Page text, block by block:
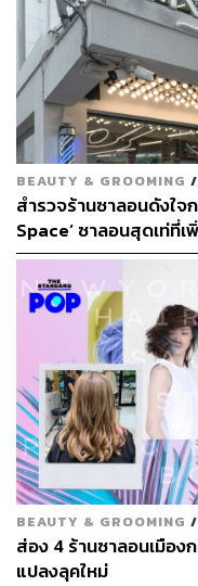
ขั้นตอนการทำทรีตเมนต์
We Say:ขั้นตอนการคิ
Complex ที่ว่าเจ๋งแล้ว
สุดพิเศษ Signature
Moga เคลมว่าเป็นที่เดี
ออกแบบสูตรเฉพาะ รว
แก้ไขปัญหาเส้นผมโดย
Professional บอกได้ค
ผลิตภัณฑ์ที่ตอบโจทย์ใ
ต่างกันนั้น ไม่น่าเชื่อว่
สัมผัส และผลลัพธ์ที่ช่ว
อีกครั้ง มีการใช้เอ็กซ์ต
อะมิโนในเส้นผมที่ถูกทำ
ด้วย Alpha Energy ที่บ
ประทับใจนอกเหนือจาก
ผลิตภัณฑ์คุณภาพแล้วคือ
แบบญี่ปุ่นไประหว่างกา
BEAUTY & GROOMING /
สำรวจร้านซาลอนดังใจ
Space’ ซาลอนสุดเท่ที่
Luxury Salon
BEAUTY & GROOMING /
ส่อง 4 ร้านซาลอนเมือง
แปลงลุคใหม่